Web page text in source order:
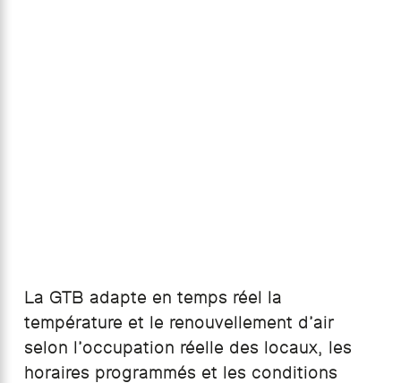
La GTB adapte en temps réel la
température et le renouvellement d’air
selon l’occupation réelle des locaux, les
horaires programmés et les conditions